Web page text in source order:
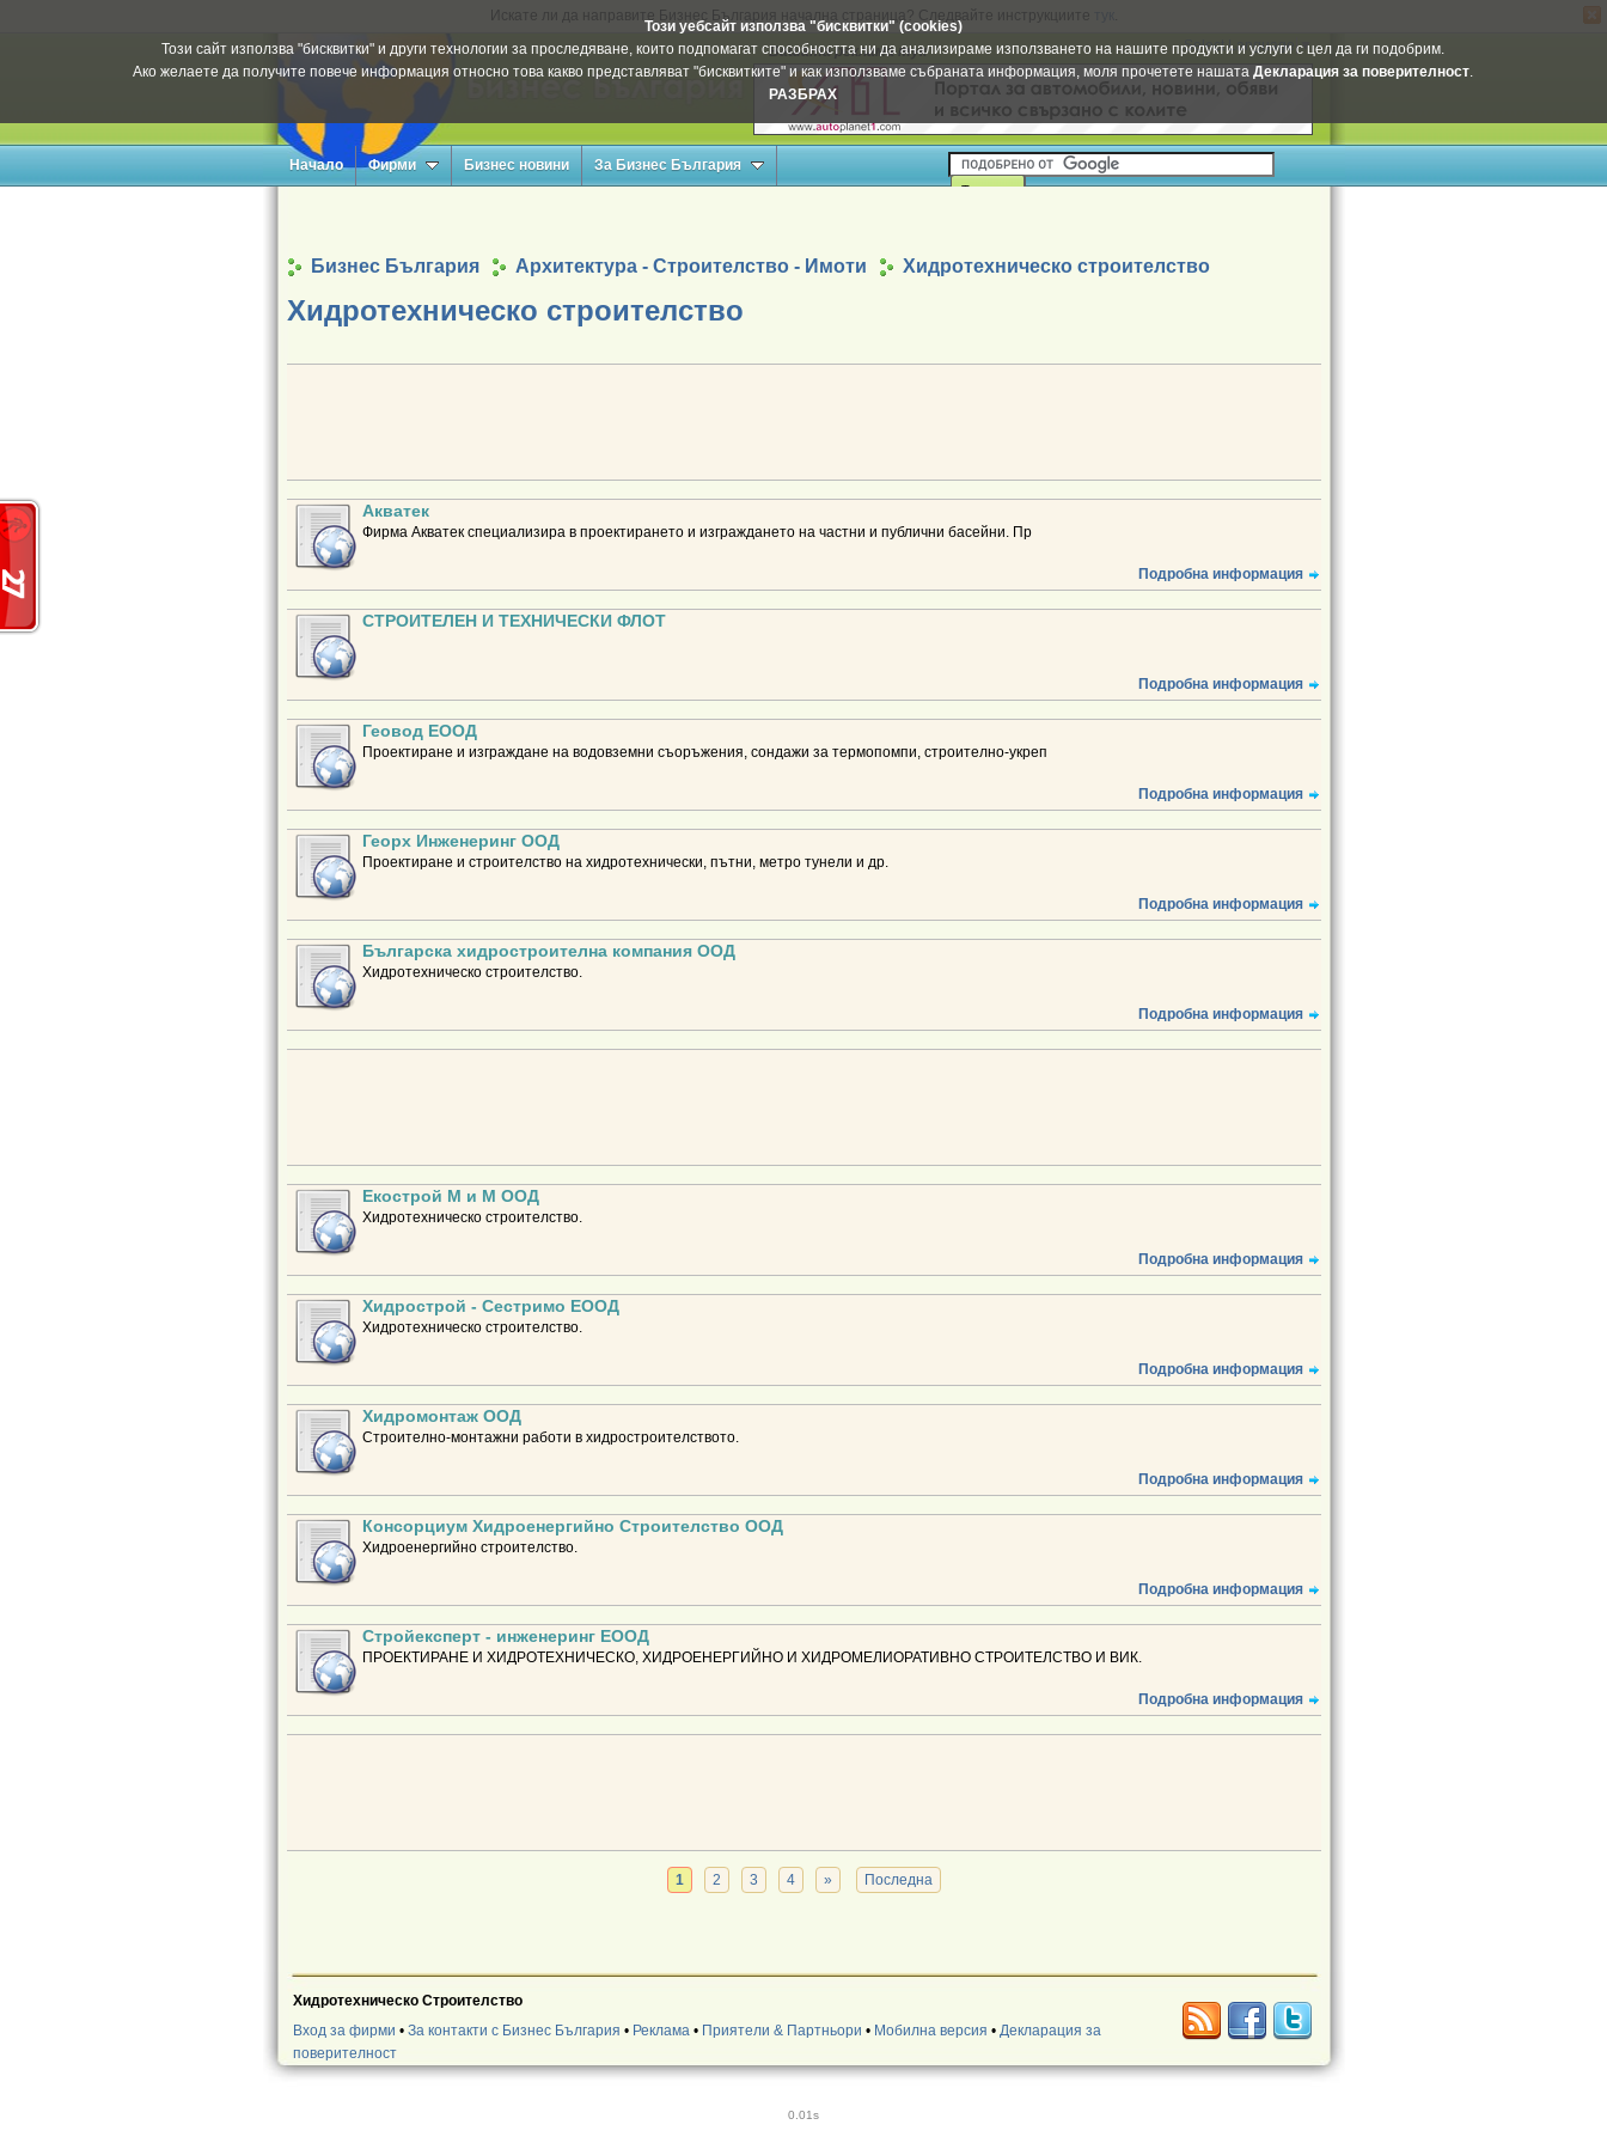
Искате ли да направите Бизнес България начална страница? Следвайте инструкциите
Този уебсайт използва "бисквитки" (cookies)
Този сайт използва "бисквитки" и други технологии за проследяване, които подпомагат способността ни да анализираме използването на нашите продукти и услуги с цел да ги подобрим.
Ако желаете да получите повече информация относно това какво представляват "бисквитките" и как използваме събраната информация, моля прочетете нашатаДекларация за поверителност.
РАЗБРАХ
Select Language ▼
Вашата реклама тук
Начало Фирми Бизнес новини За Бизнес България
Бизнес България Архитектура - Строителство - Имоти Хидротехническо строителство
Хидротехническо строителство
Акватек
Фирма Акватек специализира в проектирането и изграждането на частни и публични басейни. Пр
Подробна информация
СТРОИТЕЛЕН И ТЕХНИЧЕСКИ ФЛОТ
Подробна информация
Геовод ЕООД
Проектиране и изграждане на водовземни съоръжения, сондажи за термопомпи, строително-укреп
Подробна информация
Георх Инженеринг ООД
Проектиране и строителство на хидротехнически, пътни, метро тунели и др.
Подробна информация
Българска хидростроителна компания ООД
Хидротехническо строителство.
Подробна информация
Екострой М и М ООД
Хидротехническо строителство.
Подробна информация
Хидрострой - Сестримо ЕООД
Хидротехническо строителство.
Подробна информация
Хидромонтаж ООД
Строително-монтажни работи в хидростроителството.
Подробна информация
Консорциум Хидроенергийно Строителство ООД
Хидроенергийно строителство.
Подробна информация
Стройексперт - инженеринг ЕООД
ПРОЕКТИРАНЕ И ХИДРОТЕХНИЧЕСКО, ХИДРОЕНЕРГИЙНО И ХИДРОМЕЛИОРАТИВНО СТРОИТЕЛСТВО И ВИК.
Подробна информация
1 2 3 4 » Последна
Хидротехническо Строителство
Вход за фирми • За контакти с Бизнес България • Реклама• Приятели & Партньори • Мобилна версия • Декларация за
поверителност
0.01s